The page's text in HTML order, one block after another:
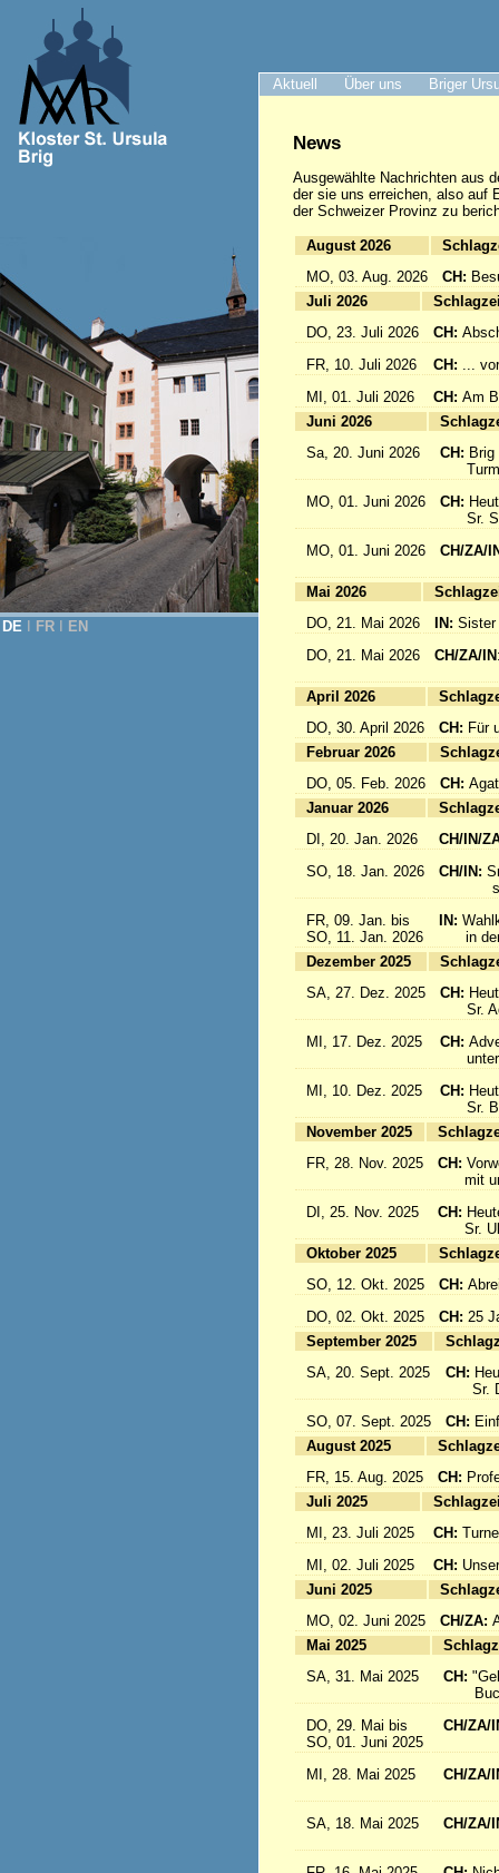
Aktuell Über uns Briger
DE FR EN
News
Ausgewählte Nachrichten aus
der sie uns erreichen, also auf
der Schweizer Provinz zu
August 2026
MO, 03. Aug. 2026
CH:
Juli 2026
DO, 23. Juli 2026
CH:
FR, 10. Juli 2026
CH: ...
MI, 01. Juli 2026
CH: Am
Juni 2026
Sa, 20. Juni 2026
CH:
MO, 01. Juni 2026
CH:
Sr.
MO, 01. Juni 2026
CH/ZA/
Mai 2026
DO, 21. Mai 2026
IN: Sister
DO, 21. Mai 2026
CH/ZA/IN
April 2026
DO, 30. April 2026
CH: Für
Februar 2026
DO, 05. Feb. 2026
CH:
Januar 2026
DI, 20. Jan. 2026
CH/IN/
SO, 18. Jan. 2026
CH/IN:
sind
FR, 09. Jan. bis
SO, 11. Jan. 2026
IN:
in der
Dezember 2025
SA, 27. Dez. 2025
CH:
Sr.
MI, 17. Dez. 2025
CH:
unter
MI, 10. Dez. 2025
CH:
Sr.
November 2025
FR, 28. Nov. 2025
CH:
mit
DI, 25. Nov. 2025
CH:
Sr.
Oktober 2025
SO, 12. Okt. 2025
CH:
DO, 02. Okt. 2025
CH: 25
September 2025
SA, 20. Sept. 2025
CH:
Sr.
SO, 07. Sept. 2025
CH:
August 2025
FR, 15. Aug. 2025
CH:
Juli 2025
MI, 23. Juli 2025
CH:
MI, 02. Juli 2025
CH:
Juni 2025
MO, 02. Juni 2025
CH/ZA:
Mai 2025
SA, 31. Mai 2025
CH:
DO, 29. Mai bis
SO, 01. Juni 2025
CH/ZA/
MI, 28. Mai 2025
CH/ZA/
SA, 18. Mai 2025
CH/ZA/